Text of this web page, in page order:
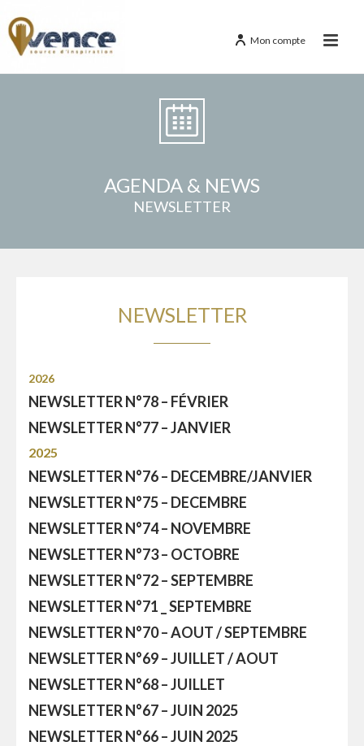
Mon compte
AGENDA & NEWS
NEWSLETTER
NEWSLETTER
2026
NEWSLETTER N°78 – FÉVRIER
NEWSLETTER N°77 – JANVIER
2025
NEWSLETTER N°76 – DECEMBRE/JANVIER
NEWSLETTER N°75 – DECEMBRE
NEWSLETTER N°74 – NOVEMBRE
NEWSLETTER N°73 – OCTOBRE
NEWSLETTER N°72 – SEPTEMBRE
NEWSLETTER N°71 _ SEPTEMBRE
NEWSLETTER N°70 – AOUT / SEPTEMBRE
NEWSLETTER N°69 – JUILLET / AOUT
NEWSLETTER N°68 – JUILLET
NEWSLETTER N°67 – JUIN 2025
NEWSLETTER N°66 – JUIN 2025